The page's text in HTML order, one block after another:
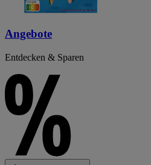
Angebote
Entdecken & Sparen